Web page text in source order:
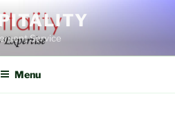
Service
Menu